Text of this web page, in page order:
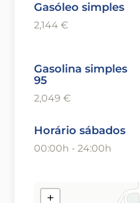
Gasóleo simples
2,144 €
Gasolina simples
95
2,049 €
Horário sábados
00:00h - 24:00h
+